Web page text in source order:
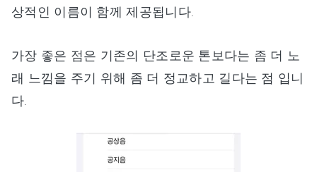
상적인 이름이 함께 제공됩니다.
가장 좋은 점은 기존의 단조로운 톤보다는 좀 더 노
래 느낌을 주기 위해 좀 더 정교하고 길다는 점 입니
다.